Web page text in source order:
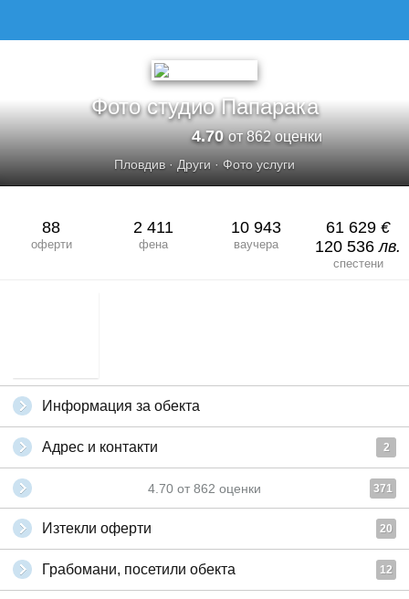
Фото студио Папарака
4.70от 862 оценки
Пловдив· Други · Фото услуги
88
оферти
2 411
фена
10 943
ваучера
61 629 €
120 536лв.
спестени
Информация за обекта
Адрес и контакти 2
4.70 от 862 оценки 371
Изтекли оферти 20
Грабомани, посетили обекта 12